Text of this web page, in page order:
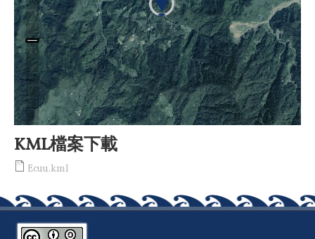
KML檔案下載
Ecuu.kml